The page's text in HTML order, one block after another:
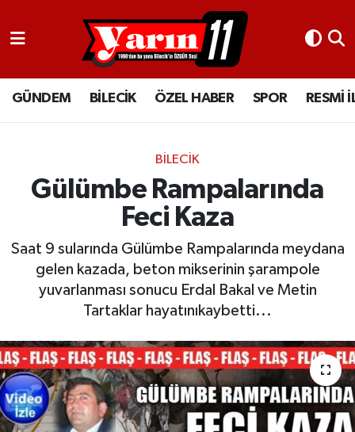
GÜNDEM BİLECİK ÖZEL HABER SPOR RESMİ
BİLECİK
Gülümbe Rampalarında
Feci Kaza
Saat 9 sularında Gülümbe Rampalarında meydana
gelen kazada, beton mikserinin şarampole
yuvarlanması sonucu Erdal Bakal ve Metin
Tartaklar hayatınıkaybetti...
GÜNDEM
BİLECİK
SPOR
RESMİ İLANLAR
Bilecik Nöbetçi Eczaneler
Bilecik Hava Durumu
Bilecik Trafik Yoğunluk Haritası
Süper Lig Puan Durumu ve Fikstür
Tüm Manşetler
Son Dakika Haberleri
Haber Arşivi